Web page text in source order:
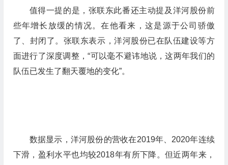
值得一提的是，张联东此番还主动提及洋河股份前
些年增长放缓的情况。在他看来，这是源于公司骄傲
了、封闭了。张联东表示，洋河股份已在队伍建设等方
面进行了深度调整，“可以毫不避讳地说，这两年我们的
队伍已发生了翻天覆地的变化”。
数据显示，洋河股份的营收在2019年、2020年连续
下滑，盈利水平也均较2018年有所下降。但近两年来，